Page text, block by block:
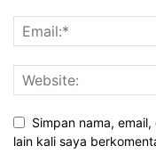
Simpan nama,
lain kali saya